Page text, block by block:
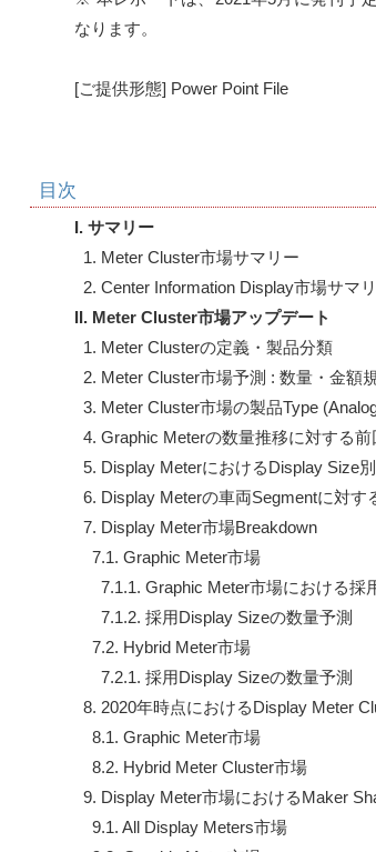
なります。
[ご提供形態] Power Point File
目次
I. サマリー
  1. Meter Cluster市場サマリー
II. Meter Cluster市場アップデート
  1. Meter Clusterの定義・製品分類
2. Meter Cluster市場予測 : 数量・金
3. Meter Cluster市場の製品Type
4. Graphic Meterの数量推移に対する
5. Display MeterにおけるDisplay Size
6. Display Meterの車両Segmentに対
  7. Display Meter市場Breakdown
    7.1. Graphic Meter市場
7.1.1. Graphic Meter市場におけ
      7.1.2. 採用Display Sizeの数量予測
    7.2. Hybrid Meter市場
      7.2.1. 採用Display Sizeの数量予測
8. 2020年時点におけるDisplay Meter
    8.1. Graphic Meter市場
    8.2. Hybrid Meter Cluster市場
9. Display Meter市場におけるMaker
    9.1. All Display Meters市場